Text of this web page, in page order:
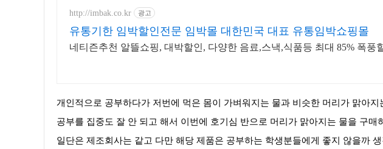
http://imbak.co.kr 광고
유통기한 임박할인전문 임박몰 대한민국 대표 유통임박쇼핑몰
네티즌추천 알뜰쇼핑, 대박할인, 다양한 음료,스낵,식품등 최대 85% 폭풍
개인적으로 공부하다가 저번에 먹은 몸이 가벼워지는 물과 비슷한 머리가 맑아
공부를 집중도 잘 안 되고 해서 이번에 호기심 반으로 머리가 맑아지는 물을 구매
일단은 제조회사는 같고 다만 해당 제품은 공부하는 학생분들에게 좋지 않을까